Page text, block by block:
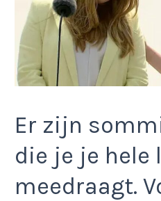
Er zijn
die je je hele
meedraagt.